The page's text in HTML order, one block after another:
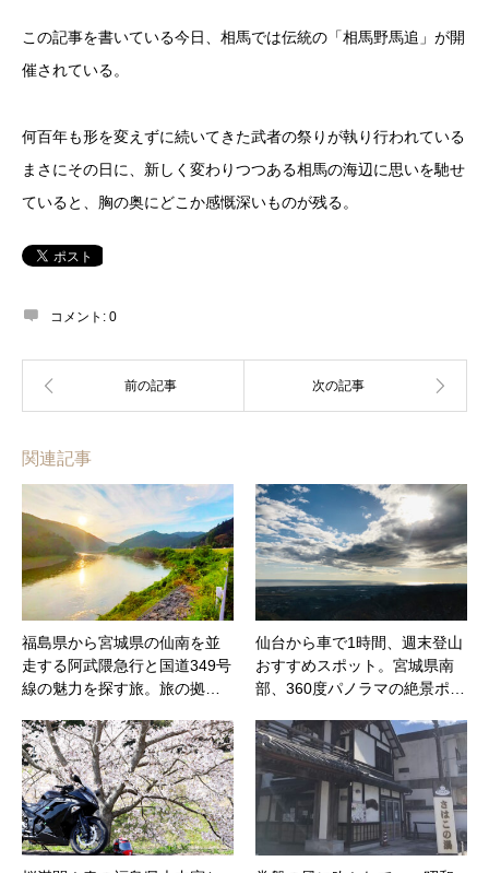
この記事を書いている今日、相馬では伝統の「相馬野馬追」が開
催されている。
何百年も形を変えずに続いてきた武者の祭りが執り行われている
まさにその日に、新しく変わりつつある相馬の海辺に思いを馳せ
ていると、胸の奥にどこか感慨深いものが残る。
コメント: 0
関連記事
福島県から宮城県の仙南を並
走する阿武隈急行と国道349号
線の魅力を探す旅。旅の拠…
仙台から車で1時間、週末登山
おすすめスポット。宮城県南
部、360度パノラマの絶景ポ…